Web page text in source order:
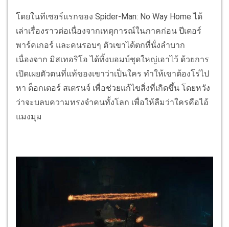
โดยในทีเซอร์แรกของ Spider-Man: No Way Home ได้
เล่าเรื่องราวต่อเนื่องจากเหตุการณ์ในภาคก่อน ปีเตอร์
พาร์คเกอร์ และคนรอบๆ ตัวเขาได้ตกที่นั่งลำบาก
เนื่องจาก มิสเทอริโอ ได้ทิ้งบอมบ์ชุดใหญ่เอาไว้ ด้วยการ
เปิดเผยตัวตนที่แท้ของเขาว่าเป็นใคร ทำให้เขาต้องโร่ไป
หา ด็อกเตอร์ สเตรนจ์ เพื่อช่วยแก้ไขสิ่งที่เกิดขึ้น โดยหวัง
ว่าจะบลบความทรงจำคนทั้งโลก เพื่อให้ลืมว่าใครคือไอ้
แมงมุม